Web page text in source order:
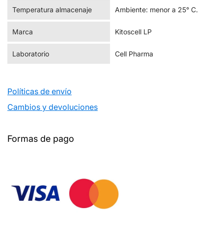
Temperatura almacenaje Ambiente: menor a 25° C.
Marca Kitoscell LP
Laboratorio Cell Pharma
Políticas de envío
Cambios y devoluciones
Formas de pago